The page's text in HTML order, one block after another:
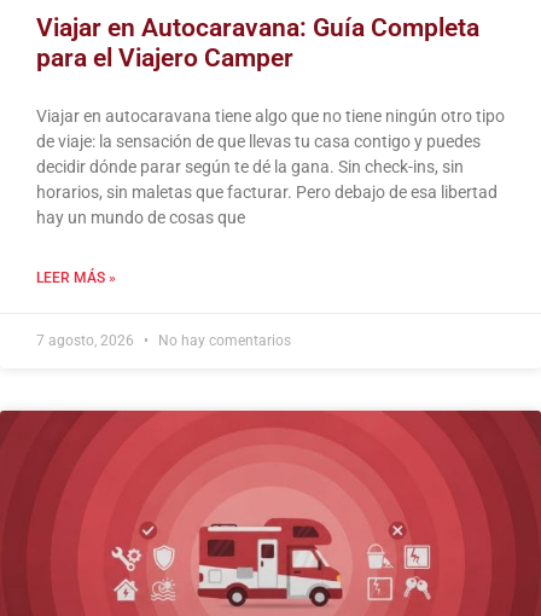
Viajar en Autocaravana: Guía Completa
para el Viajero Camper
Viajar en autocaravana tiene algo que no tiene ningún otro tipo
de viaje: la sensación de que llevas tu casa contigo y puedes
decidir dónde parar según te dé la gana. Sin check-ins, sin
horarios, sin maletas que facturar. Pero debajo de esa libertad
hay un mundo de cosas que
LEER MÁS »
7 agosto, 2026 No hay comentarios